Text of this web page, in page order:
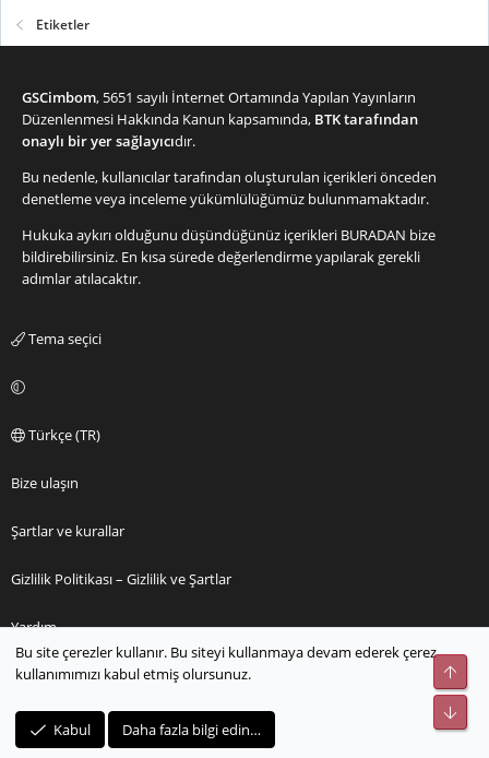
Etiketler
GSCimbom, 5651 sayılı İnternet Ortamında Yapılan Yayınların
Düzenlenmesi Hakkında Kanun kapsamında, BTK tarafından
onaylı bir yer sağlayıcıdır.
Bu nedenle, kullanıcılar tarafından oluşturulan içerikleri önceden
denetleme veya inceleme yükümlülüğümüz bulunmamaktadır.
Hukuka aykırı olduğunu düşündüğünüz içerikleri BURADAN bize
bildirebilirsiniz. En kısa sürede değerlendirme yapılarak gerekli
adımlar atılacaktır.
Tema seçici
Türkçe (TR)
Bize ulaşın
Şartlar ve kurallar
Gizlilik Politikası – Gizlilik ve Şartlar
Yardım
Ana sayfa
S
Bu site çerezler kullanır. Bu siteyi kullanmaya devam ederek çerez
kullanımımızı kabul etmiş olursunuz.
Kabul Daha fazla bilgi edin…